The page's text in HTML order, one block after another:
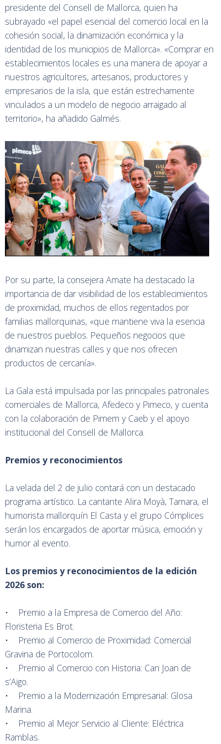
presidente del Consell de Mallorca, quien ha
subrayado «el papel esencial del comercio local en la
cohesión social, la dinamización económica y la
identidad de los municipios de Mallorca». «Comprar en
establecimientos locales es una manera de apoyar a
nuestros agricultores, artesanos, productores y
empresarios de la isla, que están estrechamente
vinculados a un modelo de negocio arraigado al
territorio», ha añadido Galmés.
Por su parte, la consejera Amate ha destacado la
importancia de dar visibilidad de los establecimientos
de proximidad, muchos de ellos regentados por
familias mallorquinas, «que mantiene viva la esencia
de nuestros pueblos. Pequeños negocios que
dinamizan nuestras calles y que nos ofrecen
productos de cercanía».
La Gala está impulsada por las principales patronales
comerciales de Mallorca, Afedeco y Pimeco, y cuenta
con la colaboración de Pimem y Caeb y el apoyo
institucional del Consell de Mallorca.
Premios y reconocimientos
La velada del 2 de julio contará con un destacado
programa artístico. La cantante Alira Moyà, Tamara, el
humorista mallorquín El Casta y el grupo Cómplices
serán los encargados de aportar música, emoción y
humor al evento.
Los premios y reconocimientos de la edición
2026 son:
• Premio a la Empresa de Comercio del Año:
Floristeria Es Brot.
• Premio al Comercio de Proximidad: Comercial
Gravina de Portocolom.
• Premio al Comercio con Historia: Can Joan de
s’Aigo.
• Premio a la Modernización Empresarial: Glosa
Marina.
• Premio al Mejor Servicio al Cliente: Eléctrica
Ramblas.